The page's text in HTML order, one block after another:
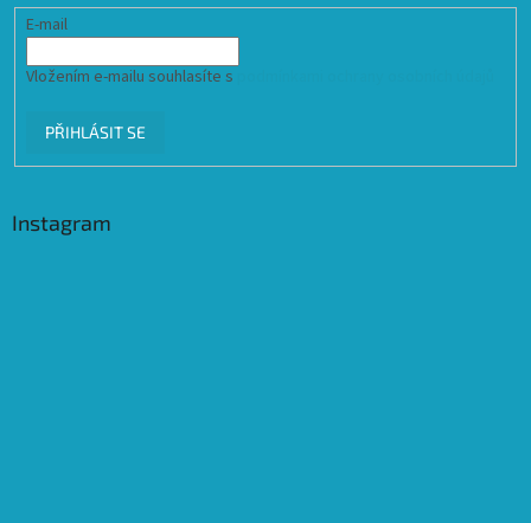
E-mail
Vložením e-mailu souhlasíte s
PŘIHLÁSIT SE
Instagram